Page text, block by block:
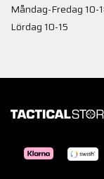
Måndag-Fredag 10-
Lördag 10-15